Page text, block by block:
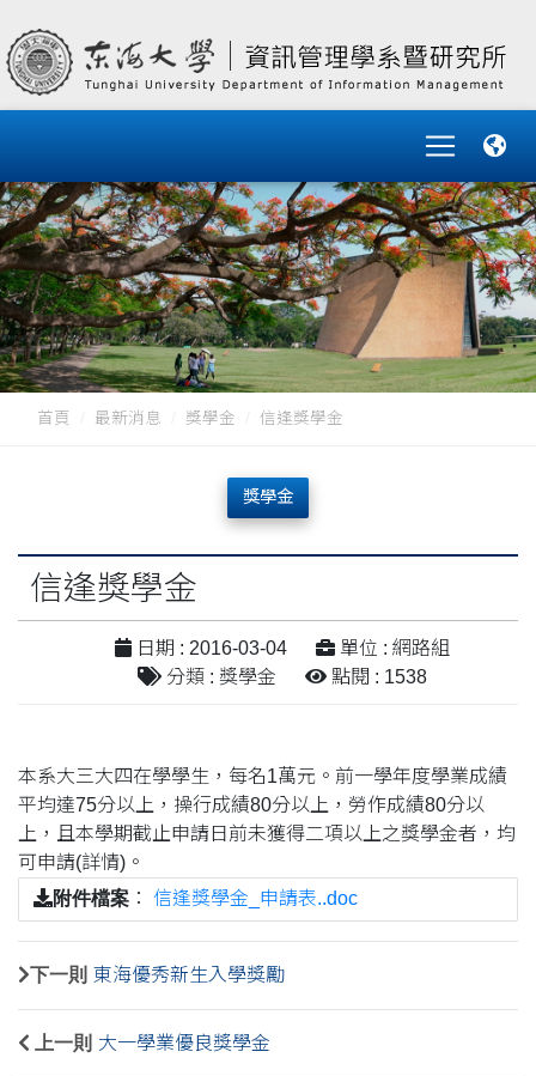
首頁 最新消息 獎學金 信逢獎學金
獎學金
信逢獎學金
日期 : 2016-03-04
單位 : 網路組
分類 : 獎學金
點閱 : 1538
本系大三大四在學學生，每名1萬元。前一學年度學業成績
平均達75分以上，操行成績80分以上，勞作成績80分以
上，且本學期截止申請日前未獲得二項以上之獎學金者，均
可申請(詳情)。
附件檔案 ： 信逢獎學金_申請表..doc
下一則 東海優秀新生入學獎勵
上一則 大一學業優良獎學金